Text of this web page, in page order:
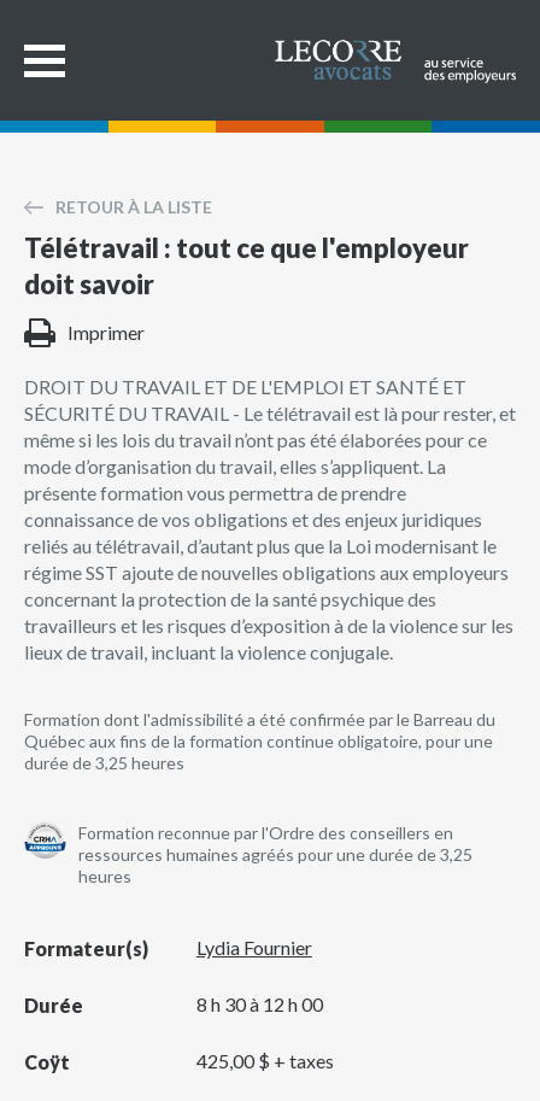
RETOUR À LA LISTE
Télétravail : tout ce que l'employeur
doit savoir
Imprimer
DROIT DU TRAVAIL ET DE L'EMPLOI ET SANTÉ ET
SÉCURITÉ DU TRAVAIL - Le télétravail est là pour rester, et
même si les lois du travail n’ont pas été élaborées pour ce
mode d’organisation du travail, elles s’appliquent. La
présente formation vous permettra de prendre
connaissance de vos obligations et des enjeux juridiques
reliés au télétravail, d’autant plus que la Loi modernisant le
régime SST ajoute de nouvelles obligations aux employeurs
concernant la protection de la santé psychique des
travailleurs et les risques d’exposition à de la violence sur les
lieux de travail, incluant la violence conjugale.
Formation dont l'admissibilité a été confirmée par le Barreau du
Québec aux fins de la formation continue obligatoire, pour une
durée de 3,25 heures
Formation reconnue par l'Ordre des conseillers en
ressources humaines agréés pour une durée de 3,25
heures
Formateur(s) Lydia Fournier
Durée 8 h 30 à 12 h 00
Coÿt 425,00 $ + taxes